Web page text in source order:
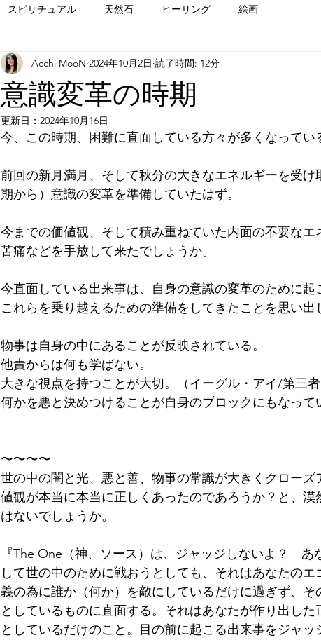
スピリチュアル 天然石 ヒーリング 絵画
意識変革の時期
Acchi MooN 2024年10月2日 読了時間: 12分
更新日： 2024年10月16日
今、この時期、困難に直面している方々が多くなってい
前回の新月満月、そして秋分の大きなエネルギーを受
期から）意識の変革を準備していたはず。
今までの価値観、そして積み重ねていた内面の不要な
苦痛などを手放して来たでしょうか。
今直面している出来事は、自身の意識の変革のために起
これらを乗り越えるための準備をしてきたことを思い出
物事は自身の中にあることが反映されている。
他責からは何も学ばない。
大きな視点を持つことが大切。（イーグル・アイ/第三者
何かを悪と決めつけることが自身のブロックにもなって
〜〜〜〜
世の中の闇と光、悪と善、物事の常識が大きくクロー
値観が本当に本当に正しくあったのであろうか？と、
はないでしょうか。
『The One（神、ソース）は、ジャッジしないよ？　
して世の中のために戦おうとしても、それはあなたの
義の為に誰か（何か）を敵にしているだけに過ぎず、
としているものに直面する。それはあなたが作り出し
としているだけのこと。目の前に起こる出来事をジャ